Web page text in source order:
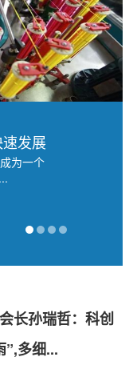
发展
为一个
长孙瑞哲：科创
”,多细...